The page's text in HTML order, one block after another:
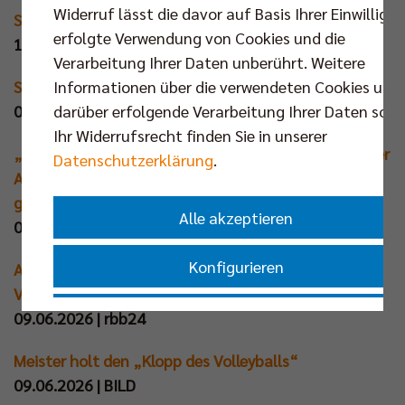
So tickt der neue Volleys-Starcoach!
10.06.2026 | BILD
Sendung RBB der Tag
09.06.2026 | rbb24 (mit Video - ab 01:19:00)
„Dem kann ich keine Märchen erzählen“: Star-Trainer
Andrea Anastasi soll den BR Volleys neue Autorität
geben
09.06.2026 | Der Tagesspiegel+
Andrea Anastasi wird neuer Cheftrainer der BR
Volleys
09.06.2026 | rbb24
Meister holt den „Klopp des Volleyballs“
09.06.2026 | BILD
Widerruf lässt die davor auf Basis Ihrer
erfolgte Verwendung von Cookies und die
Verarbeitung Ihrer Daten unberührt. Weitere
Informationen über die verwendeten Cookies und
darüber erfolgende Verarbeitung Ihrer Daten
Ihr Widerrufsrecht finden Sie in unserer
Datenschutzerklärung.
Alle akzeptieren
Konfigurieren
Nur essenzielle Cookies akzeptieren
Impressum|Datenschutzerklärung